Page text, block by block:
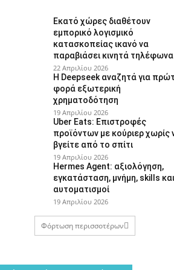
Εκατό χώρες διαθέτουν
εμπορικό λογισμικό
κατασκοπείας ικανό να
παραβιάσει κινητά τηλέφωνα
22 Απριλίου 2026
Η Deepseek αναζητά για
φορά εξωτερική
χρηματοδότηση
19 Απριλίου 2026
Uber Eats: Επιστροφές
προϊόντων με κούριερ χωρίς
βγείτε από το σπίτι
19 Απριλίου 2026
Hermes Agent: αξιολόγηση,
εγκατάσταση, μνήμη, skills και
αυτοματισμοί
19 Απριλίου 2026
Φόρτωση περισσοτέρων